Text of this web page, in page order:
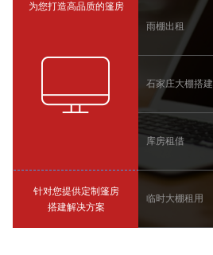
为您打造高品质的篷房
针对您提供定制篷房
搭建解决方案
雨棚出租
石家庄大棚搭建
库房租借
临时大棚租用